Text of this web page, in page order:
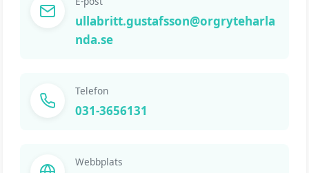
ullabritt.gustafsson@orgryteharla
nda.se
Telefon
031-3656131
Webbplats